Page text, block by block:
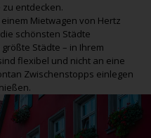
entdecken.
Mietwagen von Hertz
schönsten Städte
Städte – in Ihrem
flexibel und nicht an eine
Zwischenstopps einlegen